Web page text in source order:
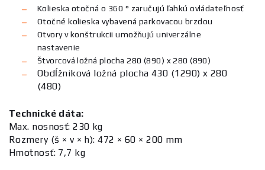
Kolieska otočná o 360 ° zaručujú ľahkú ovládateľnosť
Otočné kolieska vybavená parkovacou brzdou
Otvory v konštrukcii umožňujú univerzálne
nastavenie
Štvorcová ložná plocha 280 (890) x 280 (890)
Obdĺžniková ložná plocha 430 (1290) x 280
(480)
Technické dáta:
Max. nosnosť: 230 kg
Rozmery (š × v × h): 472 × 60 × 200 mm
Hmotnosť: 7,7 kg